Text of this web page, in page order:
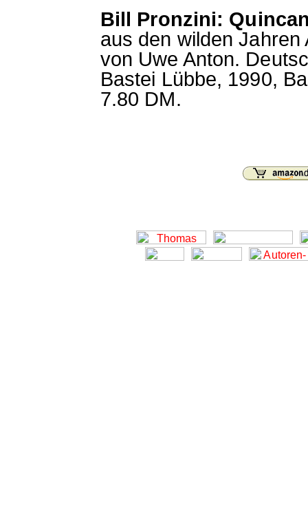
Bill Pronzini:
aus den wilden
von Uwe Anton.
Bastei Lübbe, 1990,
7.80 DM.